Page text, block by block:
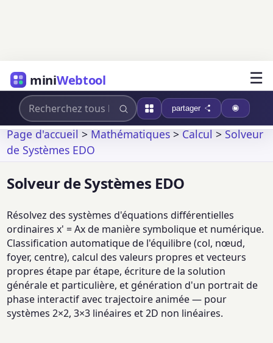
miniWebtool ☰
partager
Page d'accueil>Mathématiques>Calcul>Solveur
de Systèmes EDO
Solveur de Systèmes EDO
Résolvez des systèmes d'équations différentielles
ordinaires x' = Ax de manière symbolique et numérique.
Classification automatique de l'équilibre (col, nœud,
foyer, centre), calcul des valeurs propres et vecteurs
propres étape par étape, écriture de la solution
générale et particulière, et génération d'un portrait de
phase interactif avec trajectoire animée — pour
systèmes 2×2, 3×3 linéaires et 2D non linéaires.